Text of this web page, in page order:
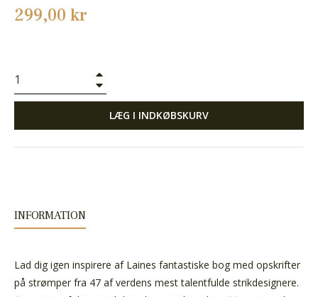
Normalpris
299,00 kr
LÆG I INDKØBSKURV
INFORMATION
Lad dig igen inspirere af Laines fantastiske bog med opskrifter
på strømper fra 47 af verdens mest talentfulde strikdesignere.